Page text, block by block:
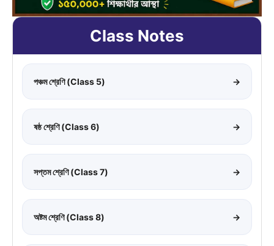
Class Notes
পঞ্চম শ্রেণি (Class 5) →
ষষ্ঠ শ্রেণি (Class 6) →
সপ্তম শ্রেণি (Class 7) →
অষ্টম শ্রেণি (Class 8) →